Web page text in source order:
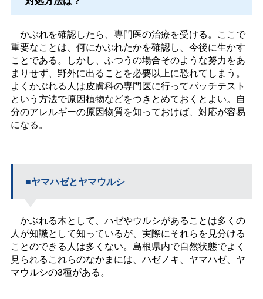
かぶれを確認したら、専門医の治療を受ける。ここで
重要なことは、何にかぶれたかを確認し、今後に生かす
ことである。しかし、ふつうの場合そのような努力をあ
まりせず、野外に出ることを必要以上に恐れてしまう。
よくかぶれる人は皮膚科の専門医に行ってパッチテスト
という方法で原因植物などをつきとめておくとよい。自
分のアレルギーの原因物質を知っておけば、対応が容易
になる。
■ヤマハゼとヤマウルシ
かぶれる木として、ハゼやウルシがあることは多くの
人が知識として知っているが、実際にそれらを見分ける
ことのできる人は多くない。島根県内で自然状態でよく
見られるこれらのなかまには、ハゼノキ、ヤマハゼ、ヤ
マウルシの3種がある。